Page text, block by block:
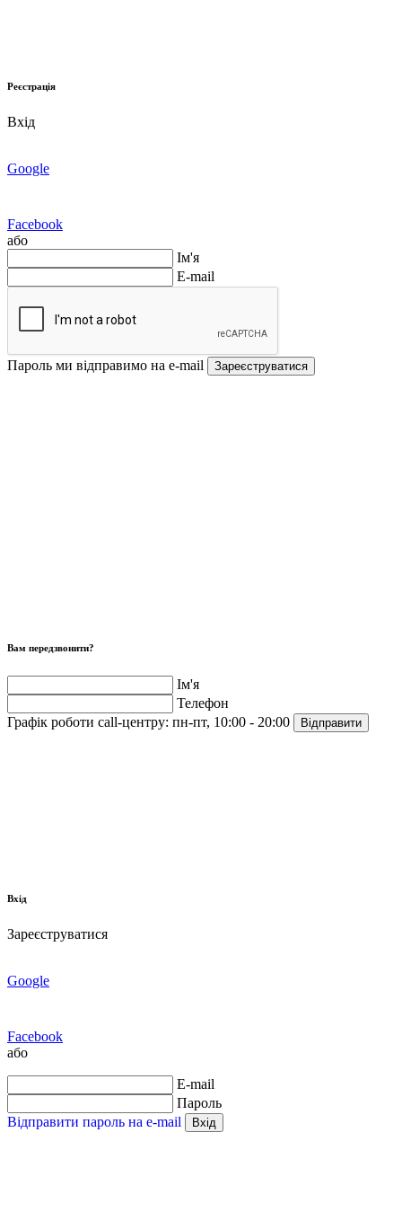
Реєстрація
Вхід
Google
Facebook
або
Ім'я
E-mail
Пароль ми відправимо на e-mail Зареєструватися
Вам передзвонити?
Ім'я
Телефон
Графік роботи call-центру: пн-пт, 10:00 - 20:00 Відправити
Вхід
Зареєструватися
Google
Facebook
або
E-mail
Пароль
Відправити пароль на e-mail
Вхід